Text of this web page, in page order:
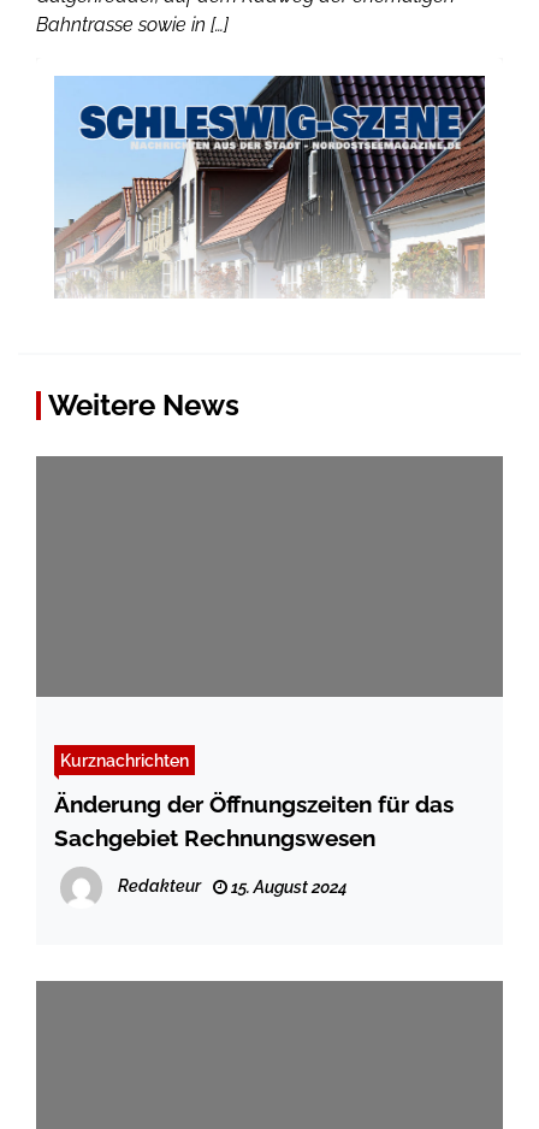
Bahntrasse sowie in […]
Weitere News
Kurznachrichten
Änderung der Öffnungszeiten für das
Sachgebiet Rechnungswesen
Redakteur 15. August 2024